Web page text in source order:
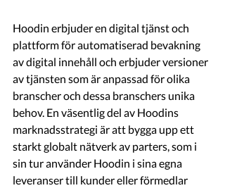
Hoodin erbjuder en digital tjänst och
plattform för automatiserad bevakning
av digital innehåll och erbjuder versioner
av tjänsten som är anpassad för olika
branscher och dessa branschers unika
behov. En väsentlig del av Hoodins
marknadsstrategi är att bygga upp ett
starkt globalt nätverk av parters, som i
sin tur använder Hoodin i sina egna
leveranser till kunder eller förmedlar